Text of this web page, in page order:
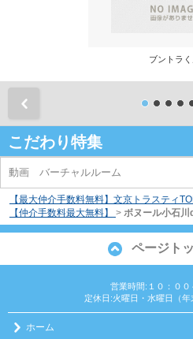
ブントラく
こだわり特集
動画 バーチャルルーム
【最大仲介手数料無料】文京トラスティ
【仲介手数料最大無料】
> ボヌール小石川
ページト
営業時間:１０：００
定休日:火曜日・水曜日（年
ホーム